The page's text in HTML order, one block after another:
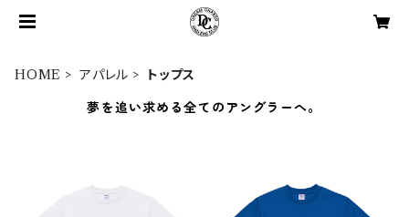
HOME アパレル
トップス
夢を追い求める全てのアングラーへ。